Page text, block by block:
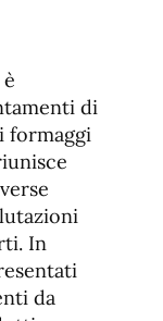
di
formaggi
In
da